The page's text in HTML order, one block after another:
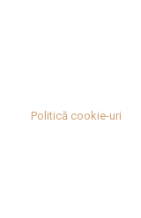
Politică cookie-uri